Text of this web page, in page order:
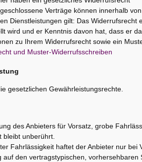
Verträge können innerhalb
Dienstleistungen gilt: Das
wird und er Kenntnis davon hat, dass er
zu Ihrem Widerrufsrecht sowie ein
und Muster-Widerrufsschreiben
gesetzlichen Gewährleistungsrechte.
des Anbieters für Vorsatz, grobe
bleibt unberührt.
Fahrlässigkeit haftet der Anbieter nur
auf den vertragstypischen, vorhersehbaren